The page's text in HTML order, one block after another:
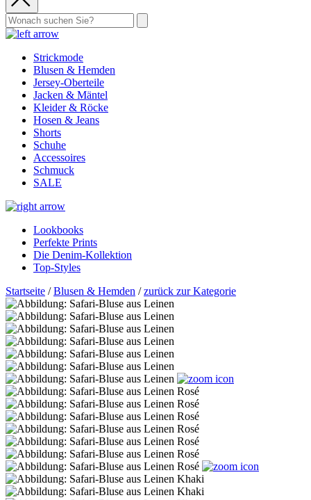
Strickmode
Blusen & Hemden
Jersey-Oberteile
Jacken & Mäntel
Kleider & Röcke
Hosen & Jeans
Shorts
Schuhe
Accessoires
Schmuck
SALE
Lookbooks
Perfekte Prints
Die Denim-Kollektion
Top-Styles
Startseite /Blusen & Hemden /zurück zur Kategorie